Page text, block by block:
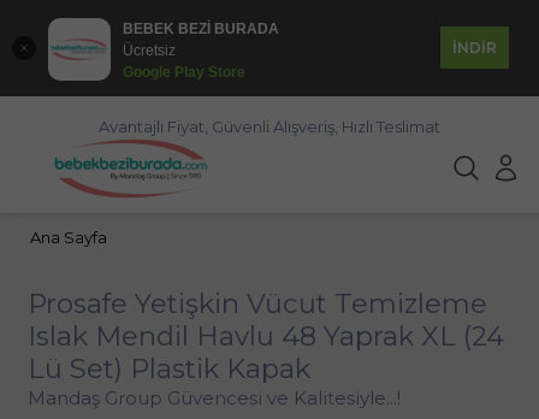
BEBEK BEZİ BURADA
Ücretsiz
Google Play Store
İNDİR
Avantajlı Fiyat, Güvenli Alışveriş, Hızlı Teslimat
Ana Sayfa
Prosafe Yetişkin Vücut Temizleme
Islak Mendil Havlu 48 Yaprak XL (24
Lü Set) Plastik Kapak
Mandaş Group Güvencesi ve Kalitesiyle...!